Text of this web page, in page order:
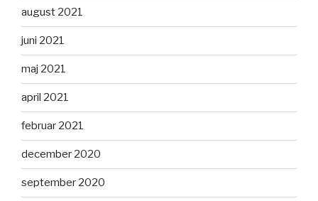
august 2021
juni 2021
maj 2021
april 2021
februar 2021
december 2020
september 2020